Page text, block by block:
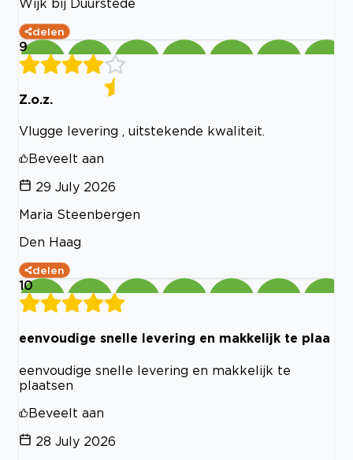
Wijk bij Duurstede
delen
9
Z.o.z.
Vlugge levering , uitstekende kwaliteit.
Beveelt aan
29 July 2026
Maria Steenbergen
Den Haag
delen
10
eenvoudige snelle levering en makkelijk te plaa
eenvoudige snelle levering en makkelijk te
plaatsen
Beveelt aan
28 July 2026